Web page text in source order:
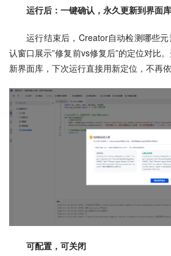
运行后：一键确认，永久更新到界面库
运行结束后，Creator自动检测哪些
认窗口展示”修复前vs修复后”的定位对比
新界面库，下次运行直接用新定位，不再依
可配置，可关闭